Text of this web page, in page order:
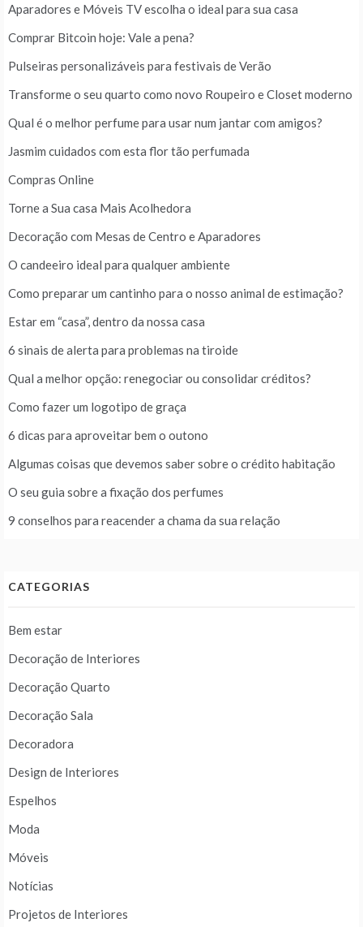
Aparadores e Móveis TV escolha o ideal para sua casa
Comprar Bitcoin hoje: Vale a pena?
Pulseiras personalizáveis para festivais de Verão
Transforme o seu quarto como novo Roupeiro e Closet moderno
Qual é o melhor perfume para usar num jantar com amigos?
Jasmim cuidados com esta flor tão perfumada
Compras Online
Torne a Sua casa Mais Acolhedora
Decoração com Mesas de Centro e Aparadores
O candeeiro ideal para qualquer ambiente
Como preparar um cantinho para o nosso animal de estimação?
Estar em “casa”, dentro da nossa casa
6 sinais de alerta para problemas na tiroide
Qual a melhor opção: renegociar ou consolidar créditos?
Como fazer um logotipo de graça
6 dicas para aproveitar bem o outono
Algumas coisas que devemos saber sobre o crédito habitação
O seu guia sobre a fixação dos perfumes
9 conselhos para reacender a chama da sua relação
CATEGORIAS
Bem estar
Decoração de Interiores
Decoração Quarto
Decoração Sala
Decoradora
Design de Interiores
Espelhos
Moda
Móveis
Notícias
Projetos de Interiores